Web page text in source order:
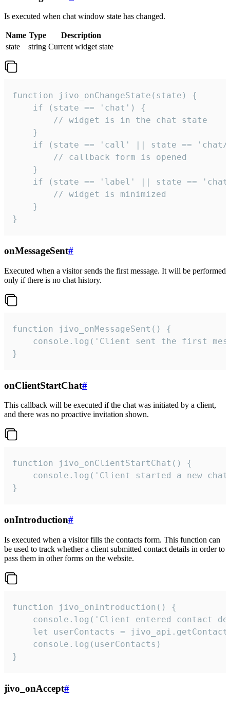
Is executed when chat window state has changed.
Name Type
Description
state
string Current widget state
function jivo_onChangeState(state) {
    if (state == 'chat') {
        // widget is in the chat state
    }
if (state == 'call' || state ==
        // callback form is opened
    }
if (state == 'label' || state ==
        // widget is minimized
    }
}
onMessageSent#
Executed when a visitor sends the first message. It will be performed
only if there is no chat history.
function jivo_onMessageSent() {
console.log('Client sent the first
}
onClientStartChat#
This callback will be executed if the chat was initiated by a client,
and there was no proactive invitation shown.
function jivo_onClientStartChat() {
console.log('Client started a new
}
onIntroduction#
Is executed when a visitor fills the contacts form. This function can
be used to track whether a client submitted contact details in order to
pass them in other forms on the website.
function jivo_onIntroduction() {
console.log('Client entered contact
let userContacts =
    console.log(userContacts)
}
jivo_onAccept#